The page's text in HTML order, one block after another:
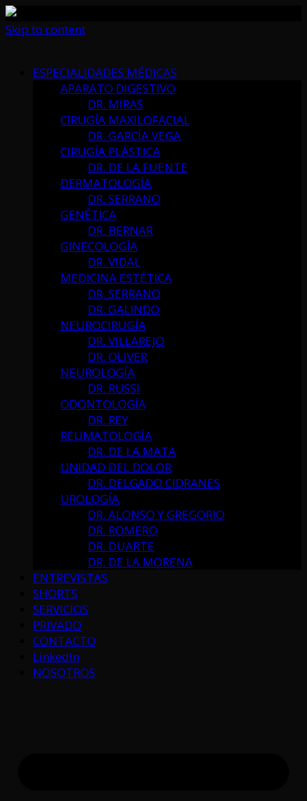
Skip to content
ESPECIALIDADES MÉDICAS
APARATO DIGESTIVO
DR. MIRAS
CIRUGÍA MAXILOFACIAL
DR. GARCÍA VEGA
CIRUGÍA PLÁSTICA
DR. DE LA FUENTE
DERMATOLOGÍA
DR. SERRANO
GENÉTICA
DR. BERNAR
GINECOLOGÍA
DR. VIDAL
MEDICINA ESTÉTICA
DR. SERRANO
DR. GALINDO
NEUROCIRUGÍA
DR. VILLAREJO
DR. OLIVER
NEUROLOGÍA
DR. RUSSI
ODONTOLOGÍA
DR. REY
REUMATOLOGÍA
DR. DE LA MATA
UNIDAD DEL DOLOR
DR. DELGADO CIDRANES
UROLOGÍA
DR. ALONSO Y GREGORIO
DR. ROMERO
DR. DUARTE
DR. DE LA MORENA
ENTREVISTAS
SHORTS
SERVICIOS
PRIVADO
CONTACTO
LinkedIn
NOSOTROS